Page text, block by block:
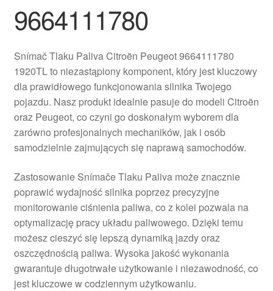
Dostawa na cały świat
Moje konto
O nas
Płatności
Polityka prywatności
Procedura reklamacyjna
Skarga
Wózek
9664111780
Snímač Tlaku Paliva Citroën Peugeot 9664111780
1920TL to niezastąpiony komponent, który jest kluczowy
dla prawidłowego funkcjonowania silnika Twojego
pojazdu. Nasz produkt idealnie pasuje do modeli Citroën
oraz Peugeot, co czyni go doskonałym wyborem dla
zarówno profesjonalnych mechaników, jak i osób
samodzielnie zajmujących się naprawą samochodów.
Zastosowanie Snímače Tlaku Paliva może znacznie
poprawić wydajność silnika poprzez precyzyjne
monitorowanie ciśnienia paliwa, co z kolei pozwala na
optymalizację pracy układu paliwowego. Dzięki temu
możesz cieszyć się lepszą dynamiką jazdy oraz
oszczędnością paliwa. Wysoka jakość wykonania
gwarantuje długotrwałe użytkowanie i niezawodność, co
jest kluczowe w codziennym użytkowaniu.